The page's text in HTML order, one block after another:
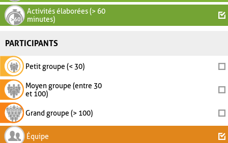
Activités élaborées (> 60
minutes)
PARTICIPANTS
Petit groupe (< 30)
Moyen groupe (entre 30
et 100)
Grand groupe (> 100)
Équipe